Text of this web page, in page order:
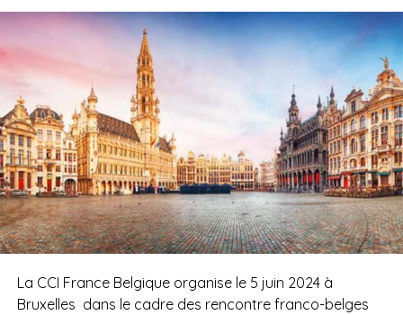
La CCI France Belgique organise le 5 juin 2024 à
Bruxelles dans le cadre des rencontre franco-belges